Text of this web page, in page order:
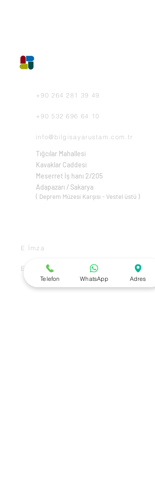
+90 264 281 39 49
+90 532 696 64 10
info@bilgisayarustam.com.tr
Tığcılar Mahallesi
Kavaklar Caddesi
Meserret İş hanı 2/205
Adapazarı / Sakarya
( Deprem Müzesi Karşısı - Vestel üstü )
E İmza
E FATURA
DESTEK
Telefon WhatsApp Adres